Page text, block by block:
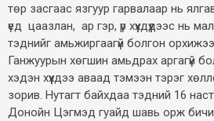
төр засгаас язгуур гарвалаар нь
үед цаазлан, ар гэр, үр хүүхдүүдээс нь
тэднийг амьжиргаагүй болгон орхижээ.
Ганжуурын хөгшин амьдрах аргагүй
хэдэн хүүхдээ аваад тэмээн тэрэг
зорив. Нутагт байхдаа тэдний 16
Донойн Цэгмэд гуайд шавь орж бичиг